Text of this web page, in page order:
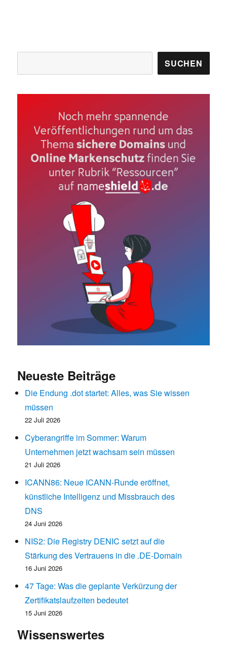
SUCHEN
Neueste Beiträge
Die Endung .dot startet: Alles, was Sie wissen
müssen
22 Juli 2026
Cyberangriffe im Sommer: Warum
Unternehmen jetzt wachsam sein müssen
21 Juli 2026
ICANN86: Neue ICANN-Runde eröffnet,
künstliche Intelligenz und Missbrauch des
DNS
24 Juni 2026
NIS2: Die Registry DENIC setzt auf die
Stärkung des Vertrauens in die .DE-Domain
16 Juni 2026
47 Tage: Was die geplante Verkürzung der
Zertifikatslaufzeiten bedeutet
15 Juni 2026
Wissenswertes